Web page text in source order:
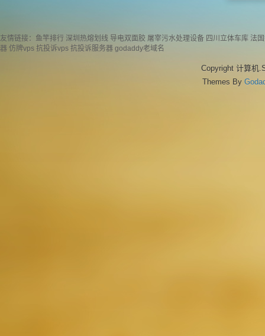
友情链接： 鱼竿排行 深圳热熔划线 导电双面胶 屠宰污水处理设备 四川立体车库 法
器 仿牌vps 抗投诉vps 抗投诉服务器 godaddy老域名
Copyright 计算机
Themes By